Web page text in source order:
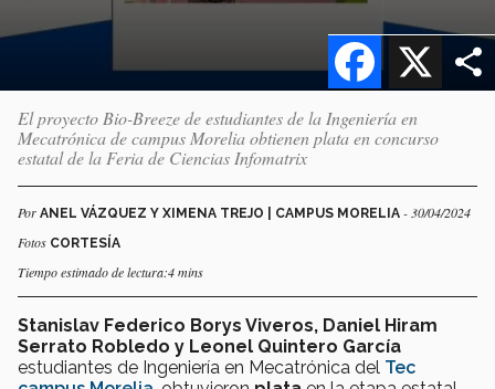
X
Facebook
El proyecto Bio-Breeze de estudiantes de la Ingeniería en
Mecatrónica de campus Morelia obtienen plata en concurso
estatal de la Feria de Ciencias Infomatrix
Por ANEL VÁZQUEZ Y XIMENA TREJO | CAMPUS MORELIA - 30/04/2024
Fotos CORTESÍA
Tiempo estimado de lectura:4 mins
Stanislav Federico Borys Viveros, Daniel Hiram
Serrato Robledo y Leonel Quintero García
estudiantes de Ingeniería en Mecatrónica del Tec